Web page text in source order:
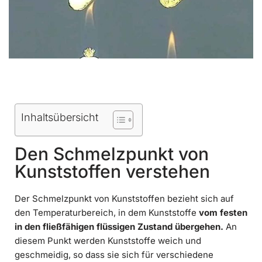
Inhaltsübersicht
Den Schmelzpunkt von
Kunststoffen verstehen
Der Schmelzpunkt von Kunststoffen bezieht sich auf
den Temperaturbereich, in dem Kunststoffe vom festen
in den fließfähigen flüssigen Zustand übergehen. An
diesem Punkt werden Kunststoffe weich und
geschmeidig, so dass sie sich für verschiedene